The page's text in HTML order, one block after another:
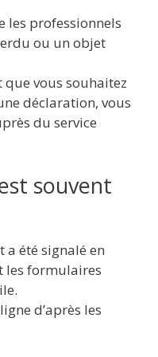
les professionnels
ou un objet
que vous souhaitez
déclaration, vous
du service
souvent
a été signalé en
les formulaires
d’après les